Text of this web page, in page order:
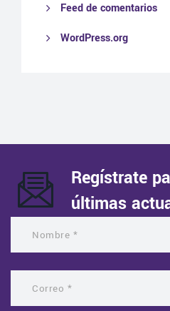
Feed de comentarios
WordPress.org
Regístrate
últimas